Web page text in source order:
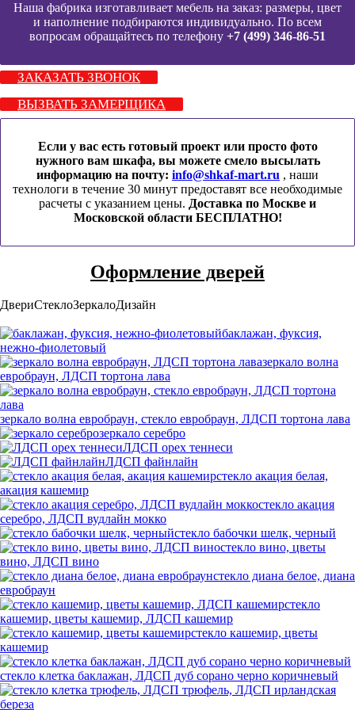
Наша фабрика изготавливает мебель на заказ: размеры, цвет
и наполнение подбираются индивидуально. По всем
вопросам обращайтесь по телефону +7 (499) 346-86-51
ЗАКАЗАТЬ ЗВОНОК
ВЫЗВАТЬ ЗАМЕРЩИКА
Если у вас есть готовый проект или просто фото
нужного вам шкафа, вы можете смело высылать
информацию на почту: info@shkaf-mart.ru , наши
технологи в течение 30 минут предоставят все необходимые
расчеты с указанием цены. Доставка по Москве и
Московской области БЕСПЛАТНО!
Оформление дверей
ДвериСтеклоЗеркалоДизайн
баклажан, фуксия,
нежно-фиолетовый
зеркало волна
евробраун, ЛДСП тортона лава
зеркало волна евробраун, стекло евробраун, ЛДСП тортона лава
зеркало серебро
ЛДСП орех теннеси
ЛДСП файнлайн
стекло акация белая,
акация кашемир
стекло акация
серебро, ЛДСП вудлайн мокко
стекло бабочки шелк, черный
стекло вино, цветы
вино, ЛДСП вино
стекло диана белое, диана
евробраун
стекло
кашемир, цветы кашемир, ЛДСП кашемир
стекло кашемир, цветы
кашемир
стекло клетка баклажан, ЛДСП дуб сорано черно коричневый